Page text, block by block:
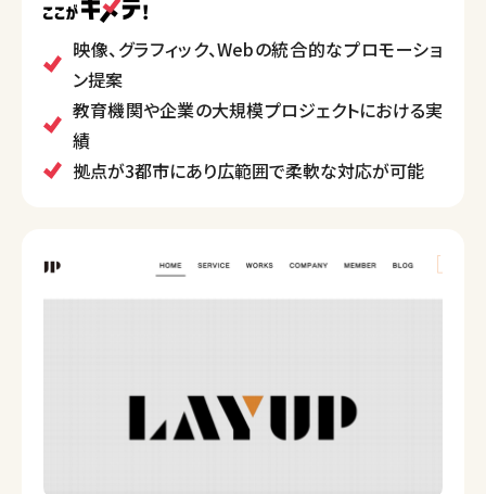
ブランドの強化や課題解決に寄与し、特に大学や企業
のプロモーションプロジェクトにおいて高い実績があ
ります。クライアントとの共創を重視し、独自の視点で
新しい価値を創造しています。
映像、グラフィック、Webの統合的なプロモーショ
ン提案
教育機関や企業の大規模プロジェクトにおける実
績
拠点が3都市にあり広範囲で柔軟な対応が可能